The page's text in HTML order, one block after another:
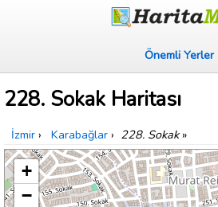
Önemli Yerler
228. Sokak Haritası
İzmir › Karabağlar › 228. Sokak»
+
−